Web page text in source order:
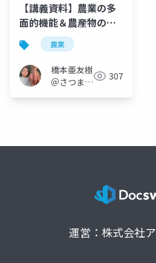
【講義資料】農業の多
面的機能＆農産物の生
産・流通・販売の仕組
み
農業
橋本亜友樹
＠さつまい
307
運営：株式会社